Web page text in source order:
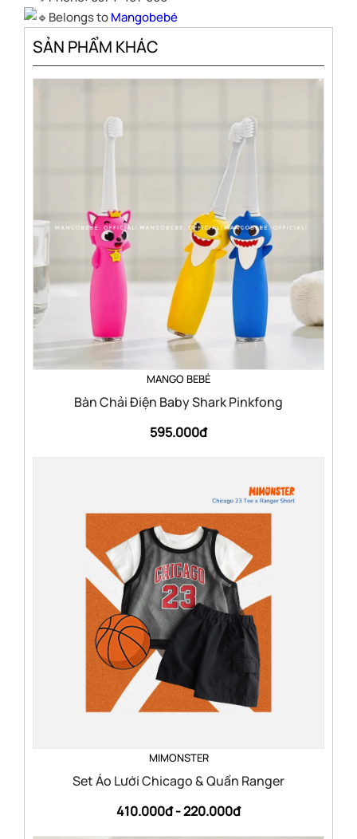
Belongs toMangobebé
SẢN PHẨM KHÁC
MANGO BEBÉ
Bàn Chải Điện Baby Shark Pinkfong
595.000đ
MIMONSTER
Set Áo Lưới Chicago & Quần Ranger
410.000đ -220.000đ